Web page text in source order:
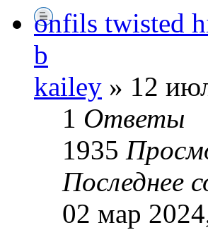
onfils twisted
b
kailey » 12
1 Ответы
1935
Последнее
02 мар